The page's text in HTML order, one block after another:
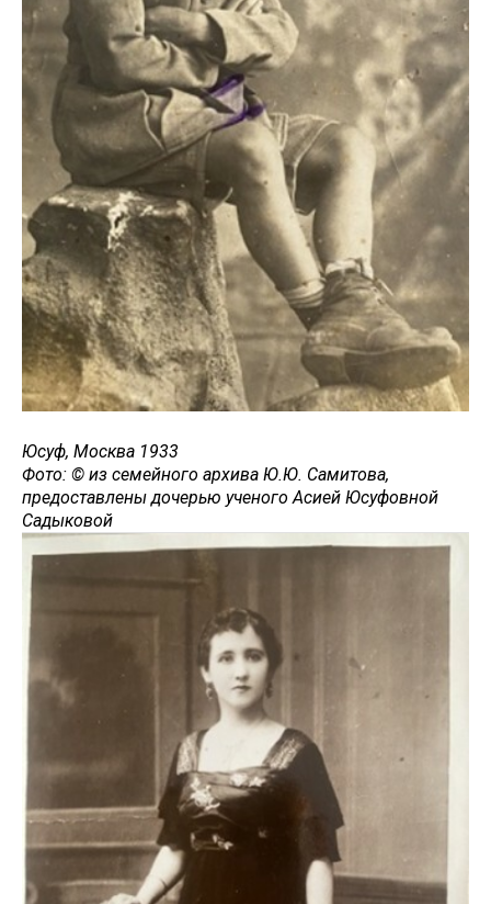
Юсуф, Москва 1933
Фото: © из семейного архива Ю.Ю. Самитова,
предоставлены дочерью ученого Асией Юсуфовной
Садыковой